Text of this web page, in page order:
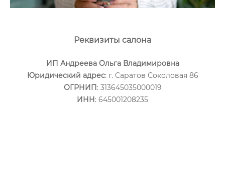
Реквизиты салона
ИП Андреева Ольга Владимировна
Юридический адрес: г. Саратов Соколовая 86
ОГРНИП : 313645035000019
ИНН : 645001208235